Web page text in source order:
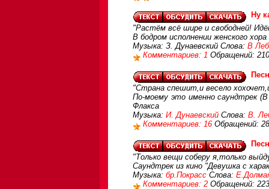
Ну
"Растём всё шире и свободней!
В бодром исполнении женского хора
Музыка: З. Дунаевский Слова: В
Комментариев: 1 Обращений:
"Страна спешит,и весело
По-моему это именно саундтрек
Флакса
Музыка: И. Дунаевский Слова: В.
Комментариев: 16 Обращений:
"Только вещи соберу я,только
Саундтрек из кино "Девушка с
Музыка: бр.Покрасс Слова:
Комментариев: 2 Обращений: